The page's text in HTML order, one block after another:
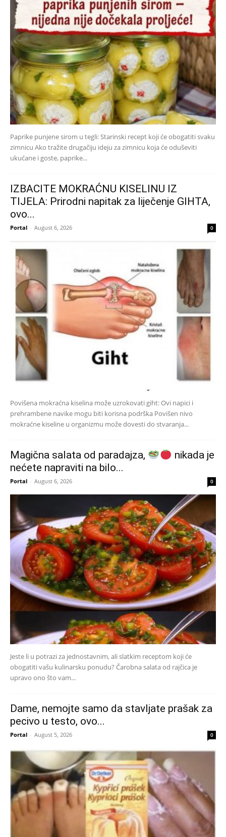
Paprike punjene sirom u tegli: Starinski recept koji će obogatiti svaku
zimnicu Ako tražite drugačiju ideju za zimnicu koja će oduševiti
ukućane i goste, paprike...
IZBACITE MOKRAĆNU KISELINU IZ
TIJELA: Prirodni napitak za liječenje GIHTA,
ovo...
Portal - August 6, 2026 0
Povišena mokraćna kiselina može uzrokovati giht: Ovi napici i
prehrambene navike mogu biti korisna podrška Povišen nivo
mokraćne kiseline u organizmu može dovesti do stvaranja...
Magična salata od paradajza,
nikada je
nećete napraviti na bilo...
Portal - August 6, 2026 0
Jeste li u potrazi za jednostavnim, ali slatkim receptom koji će
obogatiti vašu kulinarsku ponudu? Čarobna salata od rajčica je
upravo ono što vam...
Dame, nemojte samo da stavljate prašak za
pecivo u testo, ovo...
Portal - August 5, 2026 0